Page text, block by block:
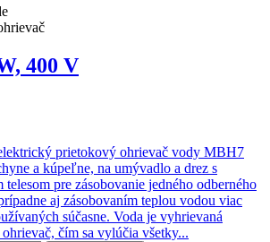
400 V
prietokový ohrievač vody MBH7
a kúpeľne, na umývadlo a drez s
pre zásobovanie jedného odberného
aj zásobovaním teplou vodou viac
súčasne. Voda je vyhrievaná
čím sa vylúčia všetky...